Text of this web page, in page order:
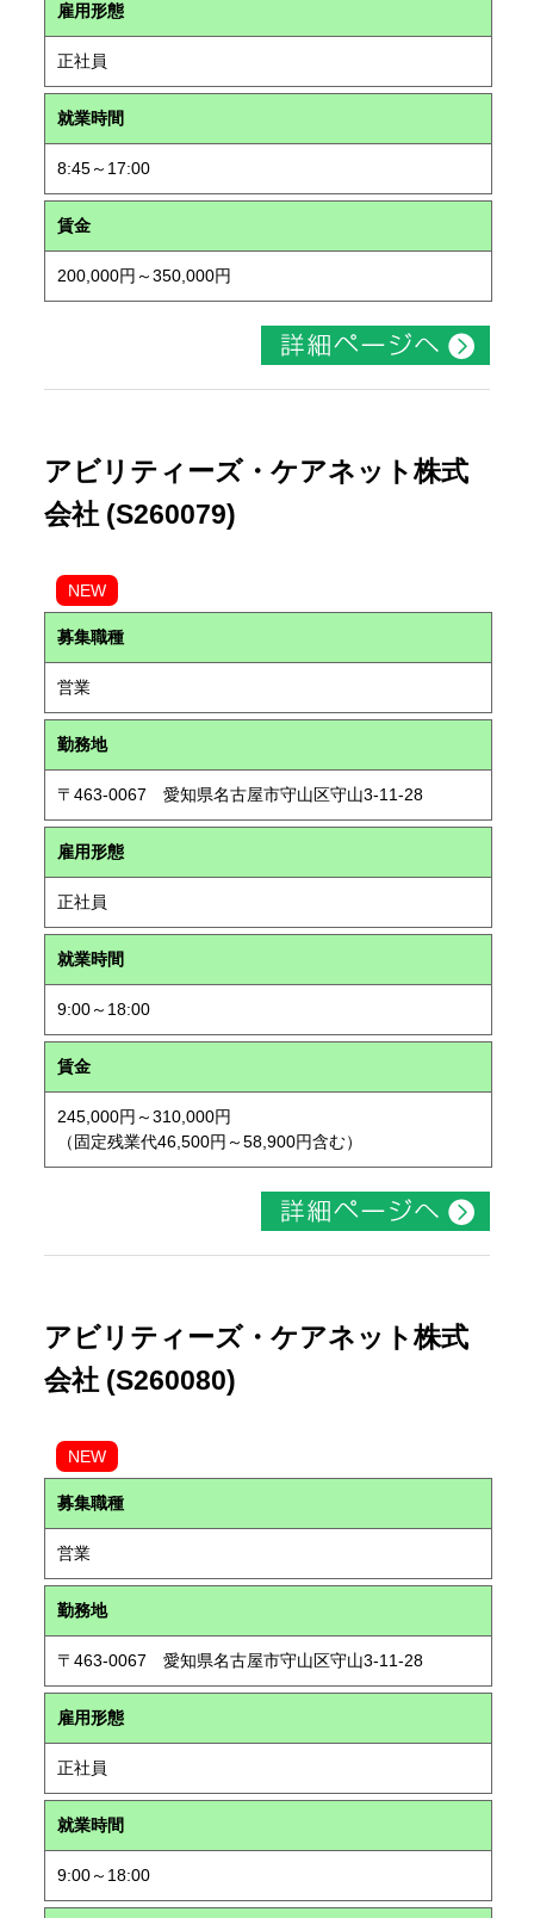
雇用形態
正社員
就業時間
8:45～17:00
賃金
200,000円～350,000円
アビリティーズ・ケアネット株式
会社 (S260079)
NEW
募集職種
営業
勤務地
〒463-0067 愛知県名古屋市守山区守山3-11-28
雇用形態
正社員
就業時間
9:00～18:00
賃金
245,000円～310,000円
（固定残業代46,500円～58,900円含む）
アビリティーズ・ケアネット株式
会社 (S260080)
NEW
募集職種
営業
勤務地
〒463-0067 愛知県名古屋市守山区守山3-11-28
雇用形態
正社員
就業時間
9:00～18:00